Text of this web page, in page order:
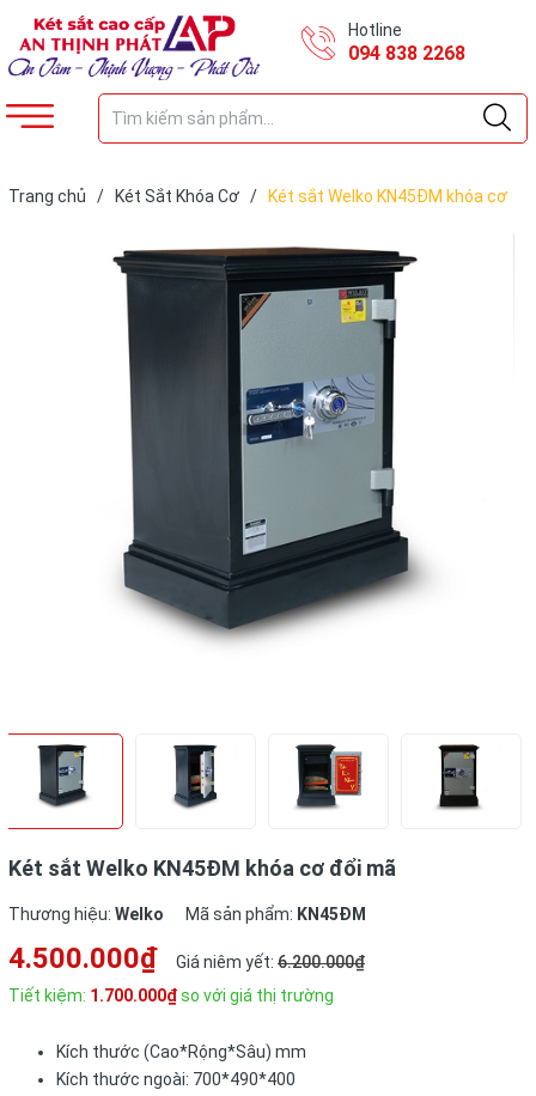
Hotline
094 838 2268
Trang chủ / Két Sắt Khóa Cơ /
Két sắt Welko KN45ĐM khóa cơ
Két sắt Welko KN45ĐM khóa cơ đổi mã
Thương hiệu: Welko Mã sản phẩm: KN45ĐM
4.500.000₫ Giá niêm yết: 6.200.000₫
Tiết kiệm: 1.700.000₫so với giá thị trường
Kích thước (Cao*Rộng*Sâu) mm
Kích thước ngoài: 700*490*400